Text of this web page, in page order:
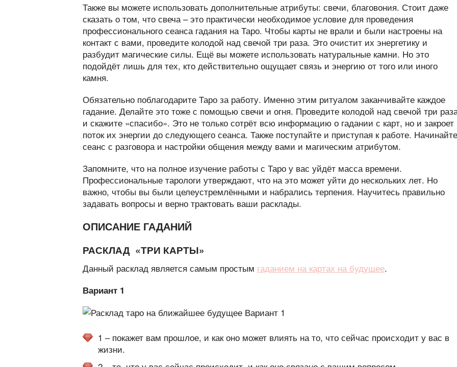
Также вы можете использовать дополнительные атрибуты: свечи, благовония. Стоит даже
сказать о том, что свеча – это практически необходимое условие для проведения
профессионального сеанса гадания на Таро. Чтобы карты не врали и были настроены на
контакт с вами, проведите колодой над свечой три раза. Это очистит их энергетику и
разбудит магические силы. Ещё вы можете использовать натуральные камни. Но это
подойдёт лишь для тех, кто действительно ощущает связь и энергию от того или иного
камня.
Обязательно поблагодарите Таро за работу. Именно этим ритуалом заканчивайте каждое
гадание. Делайте это тоже с помощью свечи и огня. Проведите колодой над свечой три
и скажите «спасибо». Это не только сотрёт всю информацию о гадании с карт, но и закроет
поток их энергии до следующего сеанса. Также поступайте и приступая к работе. Начинайте
сеанс с разговора и настройки общения между вами и магическим атрибутом.
Запомните, что на полное изучение работы с Таро у вас уйдёт масса времени.
Профессиональные тарологи утверждают, что на это может уйти до нескольких лет. Но
важно, чтобы вы были целеустремлёнными и набрались терпения. Научитесь правильно
задавать вопросы и верно трактовать ваши расклады.
ОПИСАНИЕ ГАДАНИЙ
РАСКЛАД «ТРИ КАРТЫ»
Данный расклад является самым простым гаданием на картах на будущее.
Вариант 1
1 – покажет вам прошлое, и как оно может влиять на то, что сейчас происходит у вас в
жизни.